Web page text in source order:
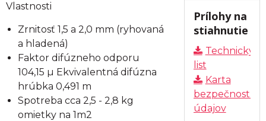
Prílohy na
stiahnutie
Technický
list
Karta
údajov
Vlastnosti
Zrnitosť 1,5 a 2,0 mm (ryhovaná
a hladená)
Faktor difúzneho odporu
104,15 µ Ekvivalentná difúzna
hrúbka 0,491 m
Spotreba cca 2,5 - 2,8 kg
omietky na 1m2